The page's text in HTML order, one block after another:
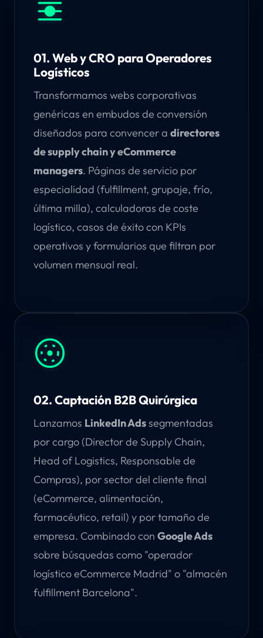
01. Web y CRO para Operadores
Logísticos
Transformamos webs corporativas
genéricas en embudos de conversión
diseñados para convencer a directores
de supply chain y eCommerce
managers. Páginas de servicio por
especialidad (fulfillment, grupaje, frío,
última milla), calculadoras de coste
logístico, casos de éxito con KPIs
operativos y formularios que filtran por
volumen mensual real.
02. Captación B2B Quirúrgica
Lanzamos LinkedIn Adssegmentadas
por cargo (Director de Supply Chain,
Head of Logistics, Responsable de
Compras), por sector del cliente final
(eCommerce, alimentación,
farmacéutico, retail) y por tamaño de
empresa. Combinado con Google Ads
sobre búsquedas como "operador
logístico eCommerce Madrid" o "almacén
fulfillment Barcelona".